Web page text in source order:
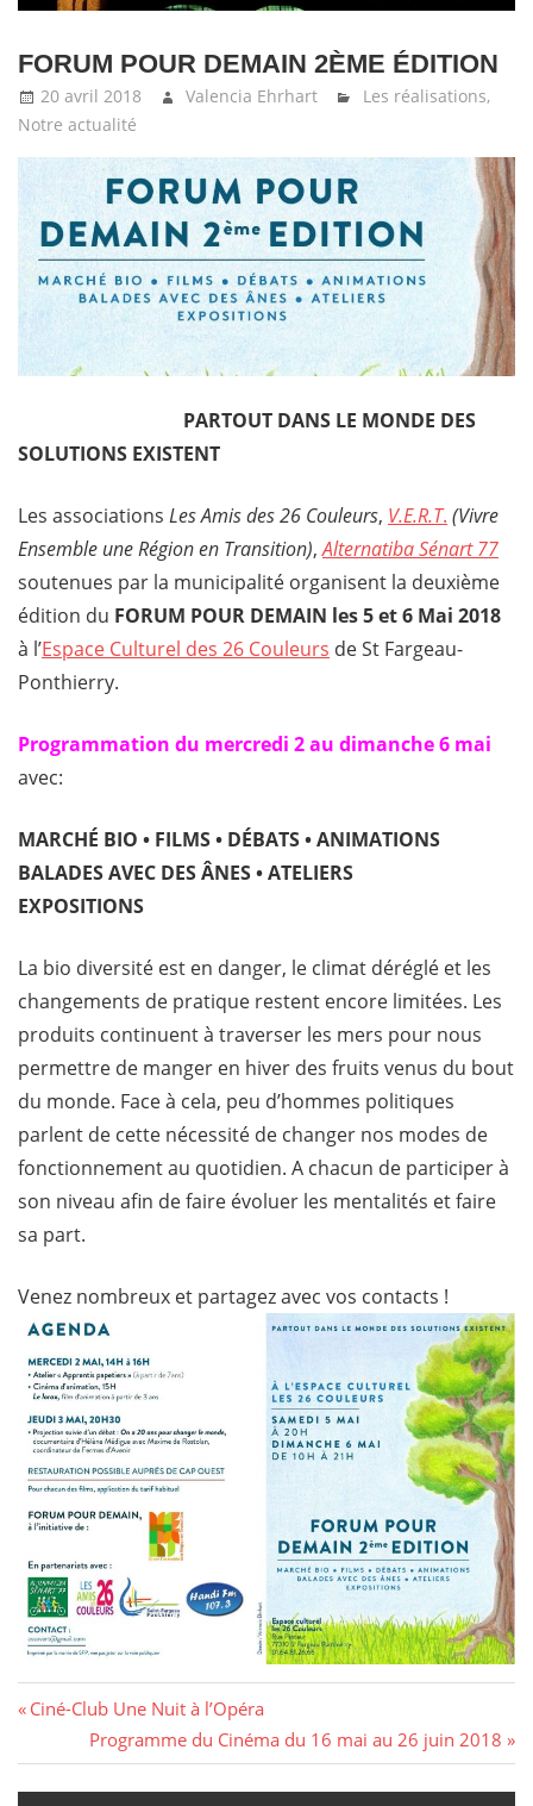
FORUM POUR DEMAIN 2ÈME ÉDITION
20 avril 2018 Valencia Ehrhart Les réalisations,
Notre actualité
PARTOUT DANS LE MONDE DES
SOLUTIONS EXISTENT
Les associations Les Amis des 26 Couleurs, V.E.R.T. (Vivre
Ensemble une Région en Transition),Alternatiba Sénart 77
soutenues par la municipalité organisent la deuxième
édition du FORUM POUR DEMAIN les 5 et 6 Mai 2018
à l’Espace Culturel des 26 Couleurs de St Fargeau-
Ponthierry.
Programmation du mercredi 2 au dimanche 6 mai
avec:
MARCHÉ BIO • FILMS • DÉBATS • ANIMATIONS
BALADES AVEC DES ÂNES • ATELIERS
EXPOSITIONS
La bio diversité est en danger, le climat déréglé et les
changements de pratique restent encore limitées. Les
produits continuent à traverser les mers pour nous
permettre de manger en hiver des fruits venus du bout
du monde. Face à cela, peu d’hommes politiques
parlent de cette nécessité de changer nos modes de
fonctionnement au quotidien. A chacun de participer à
son niveau afin de faire évoluer les mentalités et faire
sa part.
Venez nombreux et partagez avec vos contacts !
Navigation
de
Previous
Ciné-Club Une Nuit à l’Opéra
Next
Post:
Programme du Cinéma du 16 mai au 26 juin 2018